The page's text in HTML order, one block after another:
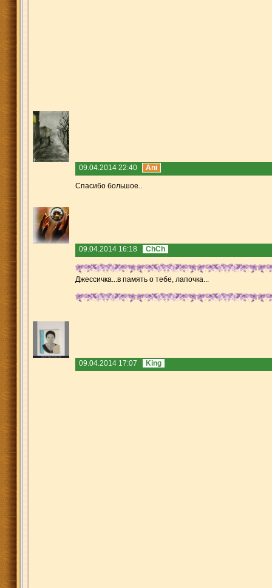
09.04.2014 22:40 Ani
Спасибо большое..
09.04.2014 16:18 ChCh
Джессичка...в память о тебе, лапочка...
09.04.2014 17:07 King